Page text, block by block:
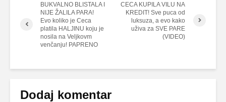
BUKVALNO BLISTALA I
NIJE ŽALILA PARA!
Evo koliko je Ceca
platila HALJINU koju je
nosila na Veljkovm
venčanju! PAPRENO
CECA KUPILA VILU NA
KREDIT! Sve puca od
luksuza, a evo kako
uživa za SVE PARE
(VIDEO)
Dodaj komentar